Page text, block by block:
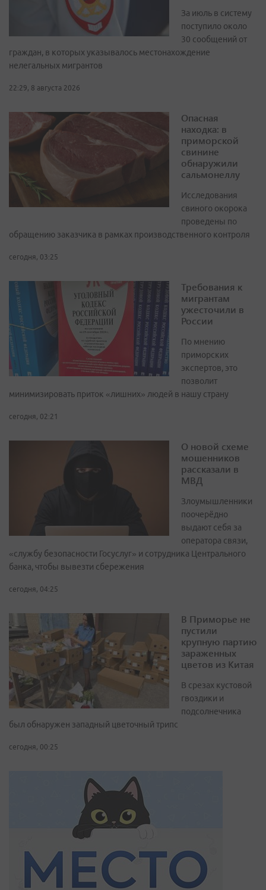
За июль в систему
поступило около
30 сообщений от
граждан, в которых указывалось местонахождение
нелегальных мигрантов
22:29, 8 августа 2026
Опасная
находка: в
приморской
свинине
обнаружили
сальмонеллу
Исследования
свиного окорока
проведены по
обращению заказчика в рамках производственного контроля
сегодня, 03:25
Требования к
мигрантам
ужесточили в
России
По мнению
приморских
экспертов, это
позволит
минимизировать приток «лишних» людей в нашу страну
сегодня, 02:21
О новой схеме
мошенников
рассказали в
МВД
Злоумышленники
поочерёдно
выдают себя за
оператора связи,
«службу безопасности Госуслуг» и сотрудника Центрального
банка, чтобы вывезти сбережения
сегодня, 04:25
В Приморье не
пустили
крупную партию
зараженных
цветов из Китая
В срезах кустовой
гвоздики и
подсолнечника
был обнаружен западный цветочный трипс
сегодня, 00:25